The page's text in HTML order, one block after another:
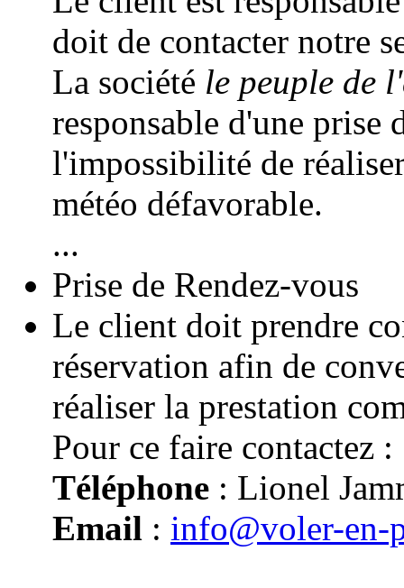
doit de contacter notre
La société le peuple de
responsable d'une prise
l'impossibilité de
météo défavorable.
...
Prise de Rendez-vous
Le client doit prendre
réservation afin de
réaliser la prestation
Pour ce faire contactez :
Téléphone : Lionel
Email : info@voler-en-